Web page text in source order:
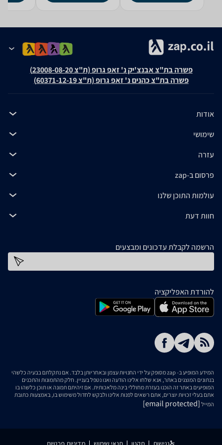
פשרה בת"צ אבנצ'יק נ' זאפ גרופ (ת"צ 23008-08-20)
פשרה בת"צ כהנים נ' זאפ גרופ (ת"צ 60371-12-19)
אודות
שימושי
עזרה
פרסום ב-zap
עולמות התוכן שלנו
חוות דעת
הרשמה לקבלת עדכונים ומבצעים
להורדת האפליקציה
המידע המופיע ב- zap מסופק על ידי החנויות עצמן ובאחריותן בלבד. אם נתקלתם בבעיה כלשהי
בנתונים המוצגים באתר, אנא שלחו אלינו הודעה ואנו נטפל בעניין. חלק מהתמונות והתכנים
המופיעים באתר זה הוכנו בעזרת מחוללי בינה מלאכותית. אם זיהיתם תמונה או תוכן כלשהו בו
אתם בעלי זכויות יוצרים, אתם רשאים לפנות אלינו ולבקש לחדול משימוש בו, באמצעות כתובת
המייל [email protected]